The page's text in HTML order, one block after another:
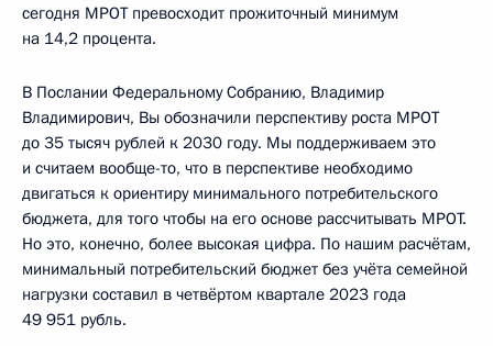
сегодня МРОТ превосходит прожиточный минимум
на 14,2 процента.
В Послании Федеральному Собранию, Владимир
Владимирович, Вы обозначили перспективу роста МРОТ
до 35 тысяч рублей к 2030 году. Мы поддерживаем это
и считаем вообще-то, что в перспективе необходимо
двигаться к ориентиру минимального потребительского
бюджета, для того чтобы на его основе рассчитывать МРОТ.
Но это, конечно, более высокая цифра. По нашим расчётам,
минимальный потребительский бюджет без учёта семейной
нагрузки составил в четвёртом квартале 2023 года
49 951 рубль.